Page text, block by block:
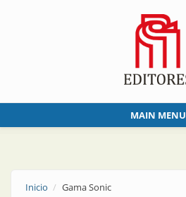
MAIN MENU
Inicio Gama Sonic